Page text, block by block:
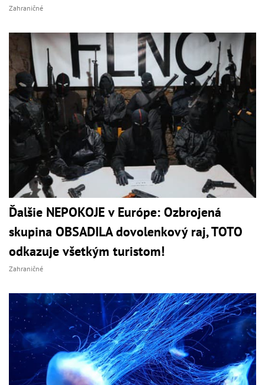
Zahraničné
Ďalšie NEPOKOJE v Európe: Ozbrojená
skupina OBSADILA dovolenkový raj, TOTO
odkazuje všetkým turistom!
Zahraničné